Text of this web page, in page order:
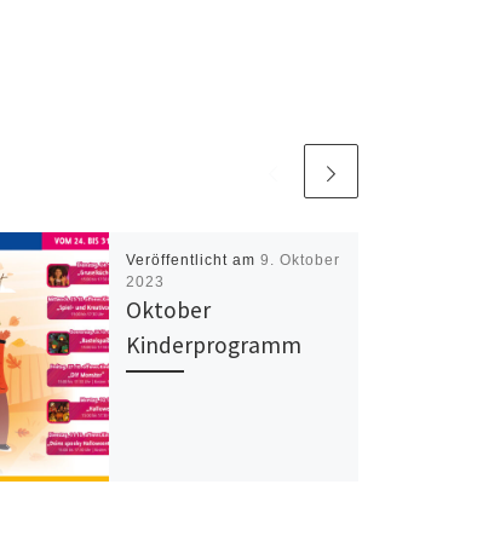
Veröffentlicht am 9. Oktober
2023
Oktober
Kinderprogramm